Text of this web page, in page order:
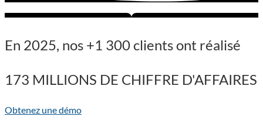
En 2025, nos +1 300 clients ont réalisé
173 MILLIONS DE CHIFFRE D'AFFAIRES
Obtenez une démo